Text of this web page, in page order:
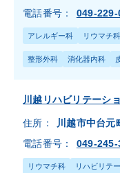
電話番号：
049-229-
アレルギー科 リウマチ科
整形外科 消化器内科
川越リハビリテーシ
住所：
川越市中台元
電話番号：
049-245-
リウマチ科 リハビリテ